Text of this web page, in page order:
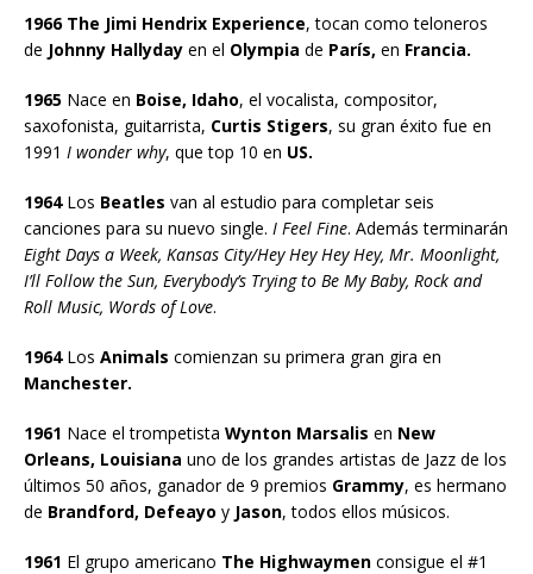
1966 The Jimi Hendrix Experience, tocan como teloneros
de Johnny Hallyday en el Olympia de París, en Francia.
1965 Nace en Boise, Idaho, el vocalista, compositor,
saxofonista, guitarrista, Curtis Stigers, su gran éxito fue en
1991 I wonder why, que top 10 en US.
1964Los Beatles van al estudio para completar seis
canciones para su nuevo single. I Feel Fine. Además terminarán
Eight Days a Week, Kansas City/Hey Hey Hey Hey, Mr. Moonlight,
I’ll Follow the Sun, Everybody’s Trying to Be My Baby, Rock and
Roll Music, Words of Love.
1964Los Animals comienzan su primera gran gira en
Manchester.
1961 Nace el trompetista Wynton Marsalis en New
Orleans, Louisiana uno de los grandes artistas de Jazz de los
últimos 50 años, ganador de 9 premios Grammy, es hermano
de Brandford, Defeayo y Jason, todos ellos músicos.
1961 El grupo americano The Highwaymen consigue el #1